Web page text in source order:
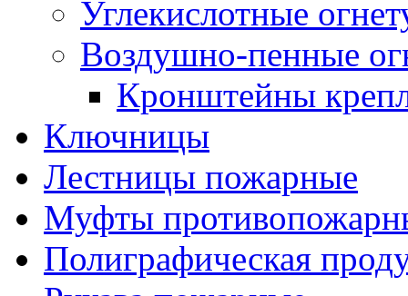
Углекислотные
Воздушно-пенные
Кронштейны
Ключницы
Лестницы пожарные
Муфты
Полиграфическая